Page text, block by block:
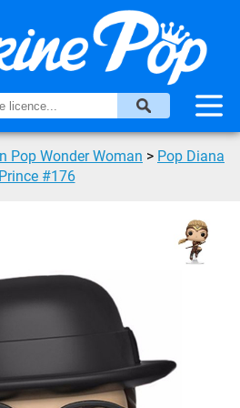
Pop Wonder Woman > Pop Diana
Prince #176